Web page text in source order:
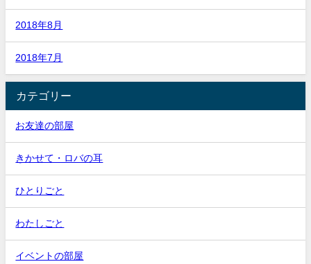
2018年8月
2018年7月
カテゴリー
お友達の部屋
きかせて・ロバの耳
ひとりごと
わたしごと
イベントの部屋